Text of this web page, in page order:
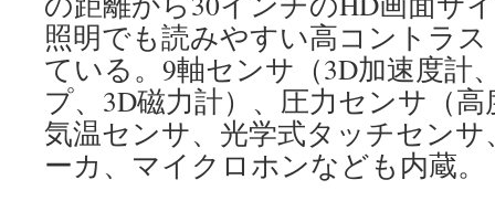
照明でも読みやすい高コントラ
ている。9軸センサ（3D加速度計
プ、3D磁力計）、圧力センサ（
気温センサ、光学式タッチセン
ーカ、マイクロホンなども内蔵。